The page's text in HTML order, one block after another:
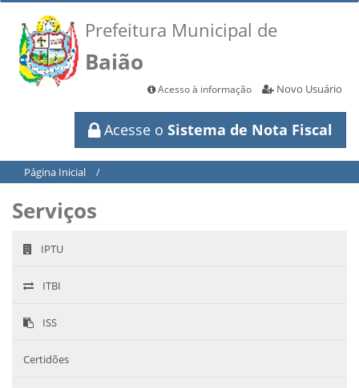
Prefeitura Municipal de
Baião
Acesso à informação Novo Usuário
Acesse o Sistema de Nota Fiscal
Página Inicial /
Serviços
IPTU
ITBI
ISS
Certidões